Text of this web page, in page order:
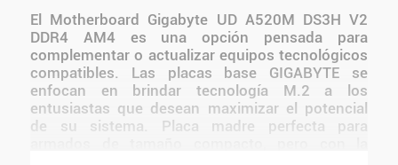
El Motherboard Gigabyte UD A520M DS3H V2
DDR4 AM4 es una opción pensada para
complementar o actualizar equipos tecnológicos
compatibles. Las placas base GIGABYTE se
enfocan en brindar tecnología M.2 a los
entusiastas que desean maximizar el potencial
de su sistema. Placa madre perfecta para